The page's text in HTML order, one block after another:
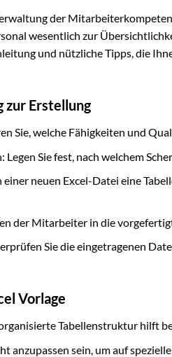
der
wesentlich zur
und nützliche Tipps, die
Erstellung
Sie, welche Fähigkeiten und
Sie fest, nach welchem
neuen Excel-Datei eine
der Mitarbeiter in die
Sie die eingetragenen
Vorlage
Tabellenstruktur hilft
anzupassen sein, um auf